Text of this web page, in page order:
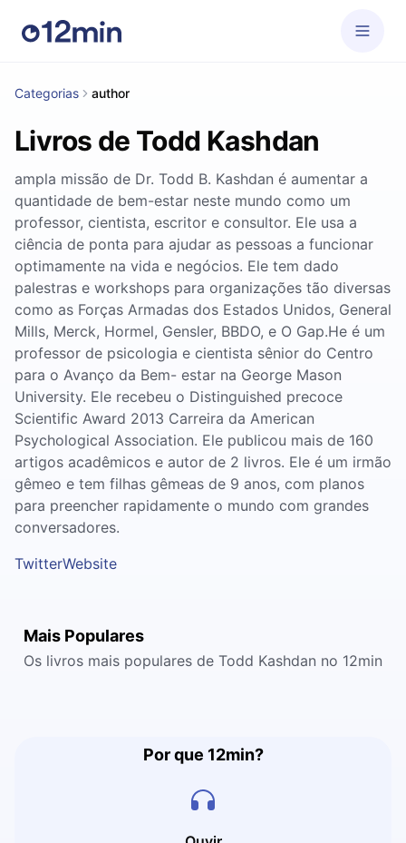
Categorias author
Livros de Todd Kashdan
ampla missão de Dr. Todd B. Kashdan é aumentar a
quantidade de bem-estar neste mundo como um
professor, cientista, escritor e consultor. Ele usa a
ciência de ponta para ajudar as pessoas a funcionar
optimamente na vida e negócios. Ele tem dado
palestras e workshops para organizações tão diversas
como as Forças Armadas dos Estados Unidos, General
Mills, Merck, Hormel, Gensler, BBDO, e O Gap.He é um
professor de psicologia e cientista sênior do Centro
para o Avanço da Bem- estar na George Mason
University. Ele recebeu o Distinguished precoce
Scientific Award 2013 Carreira da American
Psychological Association. Ele publicou mais de 160
artigos acadêmicos e autor de 2 livros. Ele é um irmão
gêmeo e tem filhas gêmeas de 9 anos, com planos
para preencher rapidamente o mundo com grandes
conversadores.
TwitterWebsite
Mais Populares
Os livros mais populares de Todd Kashdan no 12min
Por que 12min?